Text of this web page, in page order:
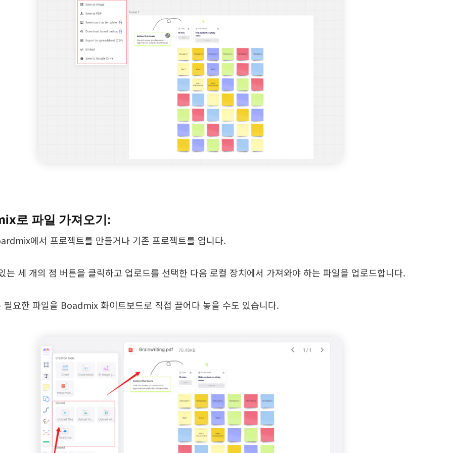
로 파일 가져오기:
에서 프로젝트를 만들거나 기존 프로젝트를 엽니다.
는 세 개의 점 버튼을 클릭하고 업로드를 선택한 다음 로컬 장치에서 가져와야 하는 파일을 업로드합니다.
필요한 파일을 Boadmix 화이트보드로 직접 끌어다 놓을 수도 있습니다.